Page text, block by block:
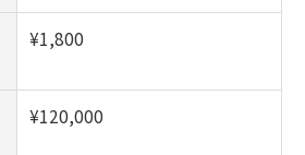
¥1,800
¥120,000